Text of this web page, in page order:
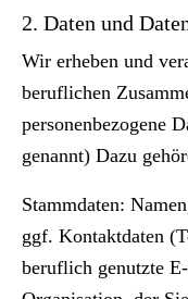
2. Daten und
Wir erheben und
beruflichen
personenbezogene
genannt) Dazu
Stammdaten:
ggf. Kontaktdaten
beruflich genutzte